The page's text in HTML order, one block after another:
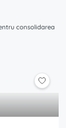
consolidarea